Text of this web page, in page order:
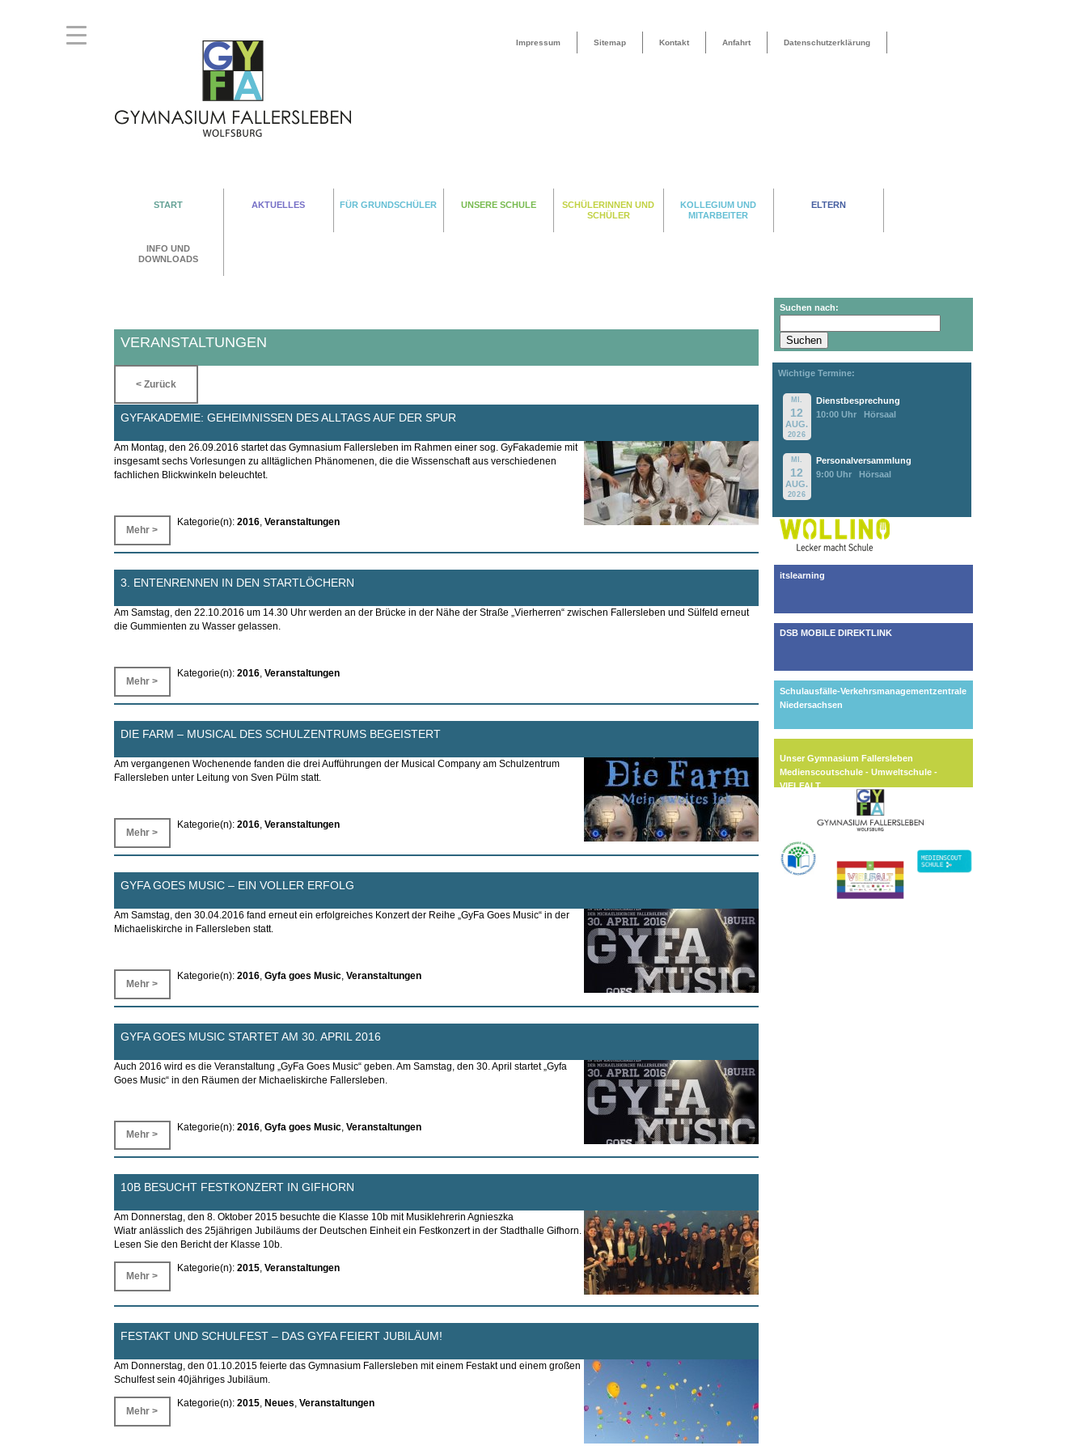
Datenschutzerklärung
Anfahrt
Kontakt
Sitemap
Impressum
START AKTUELLES FÜR GRUNDSCHÜLER UNSERE SCHULE
SCHÜLERINNEN UND
SCHÜLER
KOLLEGIUM UND
MITARBEITER
ELTERN
INFO UND
DOWNLOADS
VERANSTALTUNGEN
< Zurück
GYFAKADEMIE: GEHEIMNISSEN DES ALLTAGS AUF DER SPUR
Am Montag, den 26.09.2016 startet das Gymnasium Fallersleben im Rahmen einer sog. GyFakademie mit
insgesamt sechs Vorlesungen zu alltäglichen Phänomenen, die die Wissenschaft aus verschiedenen
fachlichen Blickwinkeln beleuchtet.
Mehr >
Kategorie(n): 2016, Veranstaltungen
3. ENTENRENNEN IN DEN STARTLÖCHERN
Am Samstag, den 22.10.2016 um 14.30 Uhr werden an der Brücke in der Nähe der Straße „Vierherren“ zwischen Fallersleben und Sülfeld erneut
die Gummienten zu Wasser gelassen.
Mehr >
Kategorie(n): 2016, Veranstaltungen
DIE FARM – MUSICAL DES SCHULZENTRUMS BEGEISTERT
Am vergangenen Wochenende fanden die drei Aufführungen der Musical Company am Schulzentrum
Fallersleben unter Leitung von Sven Pülm statt.
Mehr >
Kategorie(n): 2016, Veranstaltungen
GYFA GOES MUSIC – EIN VOLLER ERFOLG
Am Samstag, den 30.04.2016 fand erneut ein erfolgreiches Konzert der Reihe „GyFa Goes Music“ in der
Michaeliskirche in Fallersleben statt.
Mehr >
Kategorie(n): 2016, Gyfa goes Music, Veranstaltungen
GYFA GOES MUSIC STARTET AM 30. APRIL 2016
Auch 2016 wird es die Veranstaltung „GyFa Goes Music“ geben. Am Samstag, den 30. April startet „Gyfa
Goes Music“ in den Räumen der Michaeliskirche Fallersleben.
Mehr >
Kategorie(n): 2016, Gyfa goes Music, Veranstaltungen
10B BESUCHT FESTKONZERT IN GIFHORN
Am Donnerstag, den 8. Oktober 2015 besuchte die Klasse 10b mit Musiklehrerin Agnieszka
Wiatr anlässlich des 25jährigen Jubiläums der Deutschen Einheit ein Festkonzert in der Stadthalle Gifhorn.
Lesen Sie den Bericht der Klasse 10b.
Mehr >
Kategorie(n): 2015, Veranstaltungen
FESTAKT UND SCHULFEST – DAS GYFA FEIERT JUBILÄUM!
Am Donnerstag, den 01.10.2015 feierte das Gymnasium Fallersleben mit einem Festakt und einem großen
Schulfest sein 40jähriges Jubiläum.
Mehr >
Kategorie(n): 2015, Neues, Veranstaltungen
Suchen nach:
Wichtige Termine:
MI.
12
AUG.
2026
Dienstbesprechung
10:00 Uhr
Hörsaal
MI.
12
AUG.
2026
Personalversammlung
9:00 Uhr
Hörsaal
itslearning
DSB MOBILE DIREKTLINK
Schulausfälle-Verkehrsmanagementzentrale
Niedersachsen
Unser Gymnasium Fallersleben
Medienscoutschule - Umweltschule -
VIELFALT